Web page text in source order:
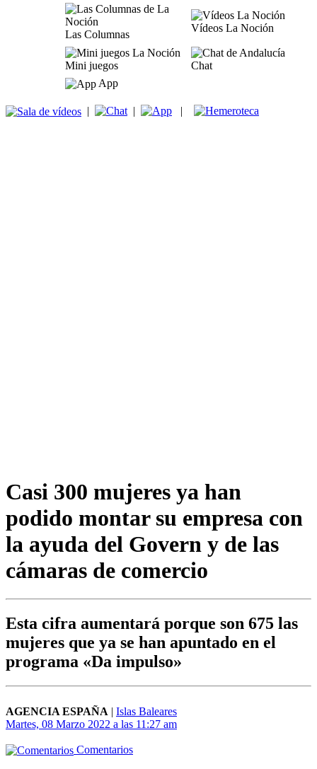
Las Columnas
Vídeos La Noción
Mini juegos
Chat
App
| | |
Casi 300 mujeres ya han
podido montar su empresa con
la ayuda del Govern y de las
cámaras de comercio
Esta cifra aumentará porque son 675 las
mujeres que ya se han apuntado en el
programa «Da impulso»
AGENCIA ESPAÑA | Islas Baleares
Martes, 08 Marzo 2022 a las 11:27 am
Comentarios